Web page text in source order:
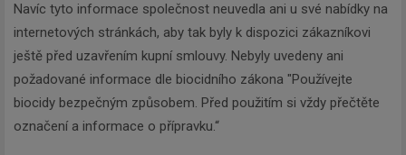
Navíc tyto informace společnost neuvedla ani u své nabídky na
internetových stránkách, aby tak byly k dispozici zákazníkovi
ještě před uzavřením kupní smlouvy. Nebyly uvedeny ani
požadované informace dle biocidního zákona "Používejte
biocidy bezpečným způsobem. Před použitím si vždy přečtěte
označení a informace o přípravku.“